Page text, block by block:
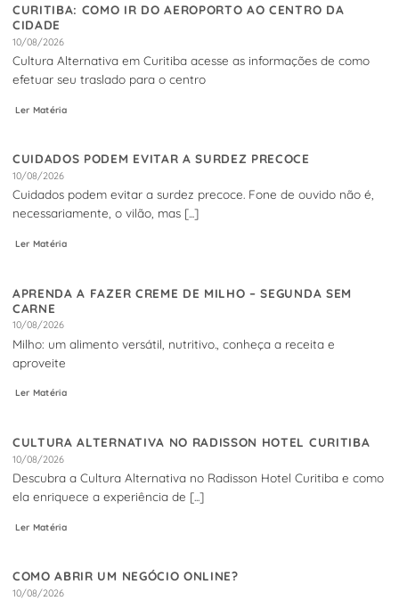
CURITIBA: COMO IR DO AEROPORTO AO CENTRO DA
CIDADE
10/08/2026
Cultura Alternativa em Curitiba acesse as informações de como
efetuar seu traslado para o centro
Ler Matéria
CUIDADOS PODEM EVITAR A SURDEZ PRECOCE
10/08/2026
Cuidados podem evitar a surdez precoce. Fone de ouvido não é,
necessariamente, o vilão, mas [...]
Ler Matéria
APRENDA A FAZER CREME DE MILHO – SEGUNDA SEM
CARNE
10/08/2026
Milho: um alimento versátil, nutritivo., conheça a receita e
aproveite
Ler Matéria
CULTURA ALTERNATIVA NO RADISSON HOTEL CURITIBA
10/08/2026
Descubra a Cultura Alternativa no Radisson Hotel Curitiba e como
ela enriquece a experiência de [...]
Ler Matéria
COMO ABRIR UM NEGÓCIO ONLINE?
10/08/2026